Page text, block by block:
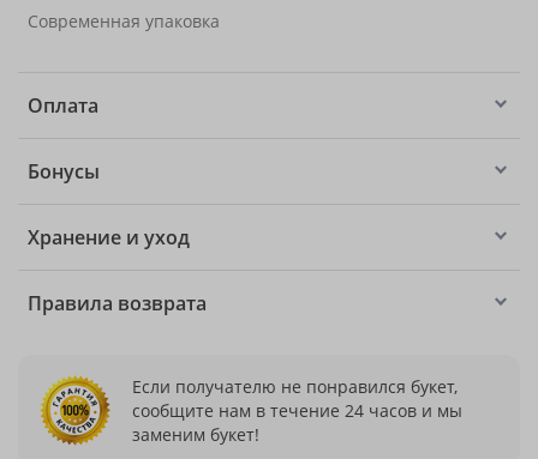
Современная упаковка
Оплата
Бонусы
Хранение и уход
Правила возврата
Если получателю не понравился букет,
сообщите нам в течение 24 часов и мы
заменим букет!